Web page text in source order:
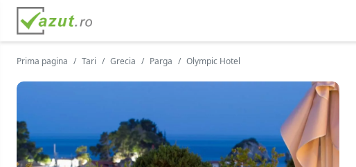
Prima pagina Tari Grecia Parga Olympic Hotel